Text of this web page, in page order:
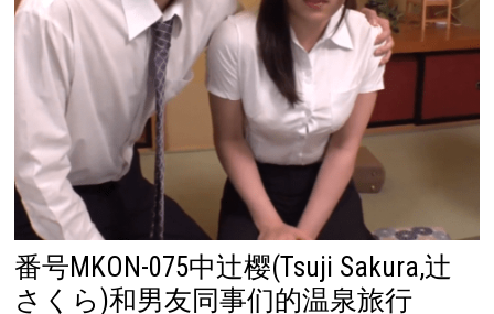
番号MKON-075中辻樱(Tsuji Sakura,辻
さくら)和男友同事们的温泉旅行